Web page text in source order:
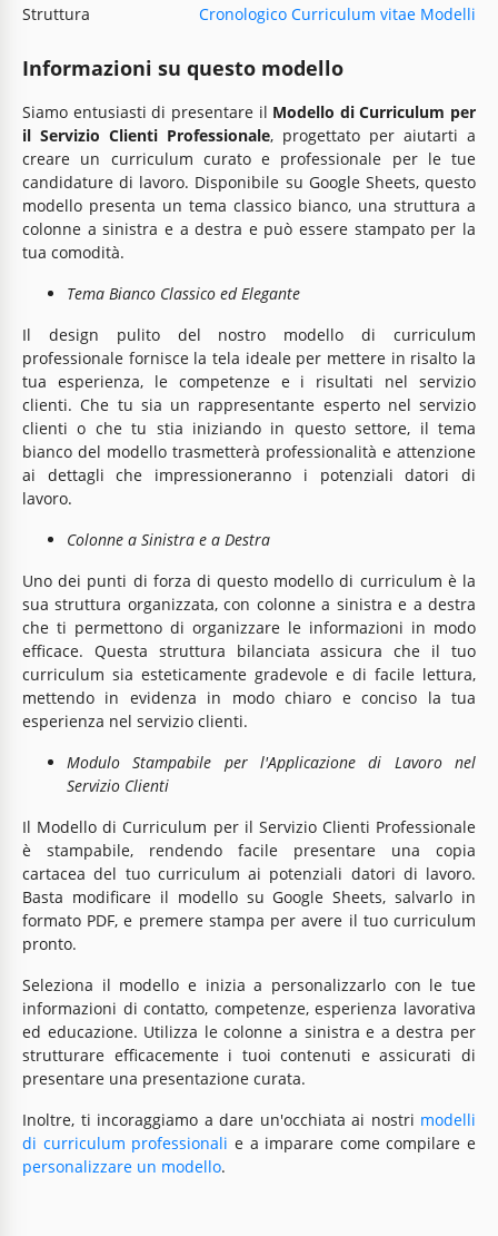
Struttura Cronologico Curriculum vitae Modelli
Informazioni su questo modello
Siamo entusiasti di presentare il Modello di Curriculum per
il Servizio Clienti Professionale, progettato per aiutarti a
creare un curriculum curato e professionale per le tue
candidature di lavoro. Disponibile su Google Sheets, questo
modello presenta un tema classico bianco, una struttura a
colonne a sinistra e a destra e può essere stampato per la
tua comodità.
Tema Bianco Classico ed Elegante
Il design pulito del nostro modello di curriculum
professionale fornisce la tela ideale per mettere in risalto la
tua esperienza, le competenze e i risultati nel servizio
clienti. Che tu sia un rappresentante esperto nel servizio
clienti o che tu stia iniziando in questo settore, il tema
bianco del modello trasmetterà professionalità e attenzione
ai dettagli che impressioneranno i potenziali datori di
lavoro.
Colonne a Sinistra e a Destra
Uno dei punti di forza di questo modello di curriculum è la
sua struttura organizzata, con colonne a sinistra e a destra
che ti permettono di organizzare le informazioni in modo
efficace. Questa struttura bilanciata assicura che il tuo
curriculum sia esteticamente gradevole e di facile lettura,
mettendo in evidenza in modo chiaro e conciso la tua
esperienza nel servizio clienti.
Modulo Stampabile per l'Applicazione di Lavoro nel
Servizio Clienti
Il Modello di Curriculum per il Servizio Clienti Professionale
è stampabile, rendendo facile presentare una copia
cartacea del tuo curriculum ai potenziali datori di lavoro.
Basta modificare il modello su Google Sheets, salvarlo in
formato PDF, e premere stampa per avere il tuo curriculum
pronto.
Seleziona il modello e inizia a personalizzarlo con le tue
informazioni di contatto, competenze, esperienza lavorativa
ed educazione. Utilizza le colonne a sinistra e a destra per
strutturare efficacemente i tuoi contenuti e assicurati di
presentare una presentazione curata.
Inoltre, ti incoraggiamo a dare un'occhiata ai nostri modelli
di curriculum professionali e a imparare come compilare e
personalizzare un modello.